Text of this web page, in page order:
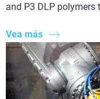
and P3 DLP
Vea más